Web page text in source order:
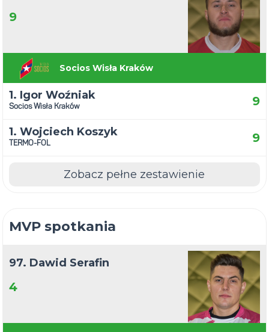
9
Socios Wisła Kraków
1. Igor Woźniak
Socios Wisła Kraków 9
1. Wojciech Koszyk
TERMO-FOL 9
Zobacz pełne zestawienie
MVP spotkania
97. Dawid Serafin
4